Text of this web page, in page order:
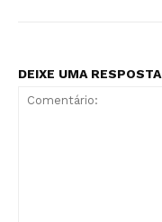
DEIXE UMA RESPOSTA